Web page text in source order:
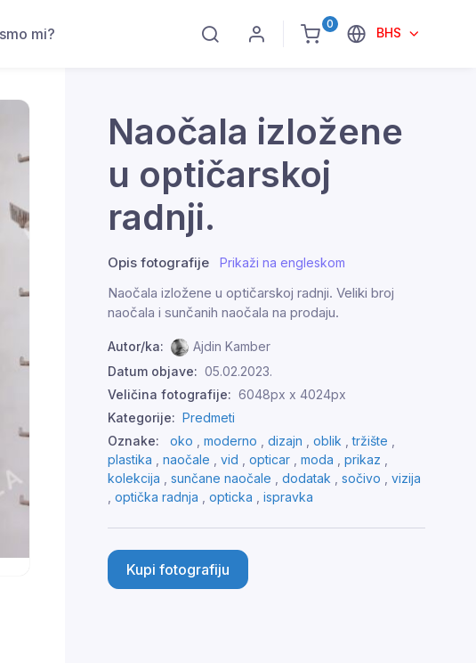
0
BHS
mi?
Naočala izložene
u optičarskoj
radnji.
Opis fotografije Prikaži na engleskom
Naočala izložene u optičarskoj radnji. Veliki broj
naočala i sunčanih naočala na prodaju.
Autor/ka:
Ajdin Kamber
Datum objave: 05.02.2023.
Veličina fotografije: 6048px x 4024px
Kategorije: Predmeti
Oznake:
oko , moderno , dizajn , oblik ,tržište ,
plastika , naočale , vid , opticar , moda , prikaz ,
kolekcija , sunčane naočale , dodatak , sočivo , vizija
, optička radnja , opticka , ispravka
Kupi fotografiju